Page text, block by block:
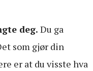
deg. Du ga
som gjør din
er at du visste hva